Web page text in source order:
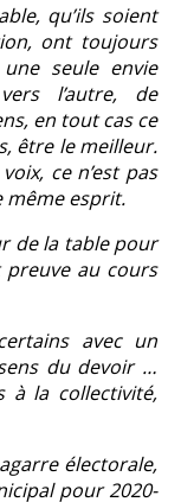
qu’ils soient
ont toujours
seule envie
l’autre, de
en tout cas ce
être le meilleur.
ce n’est pas
même esprit.
de la table pour
preuve au cours
avec un
du devoir …
à la collectivité,
électorale,
pour 2020-